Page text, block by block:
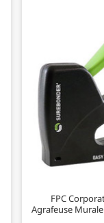
FPC
Agrafeuse